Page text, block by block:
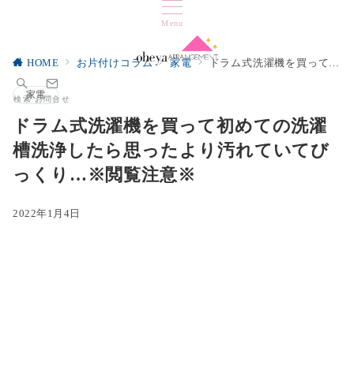
Menu
検索 お問合せ
HOME お片付けコラム 家電 ドラム式洗濯機を買って初めての洗濯槽洗浄したら思ったより汚れていてびっくり…※閲覧注意※
家電
ドラム式洗濯機を買って初めての洗濯
槽洗浄したら思ったより汚れていてび
っくり…※閲覧注意※
2022年1月4日